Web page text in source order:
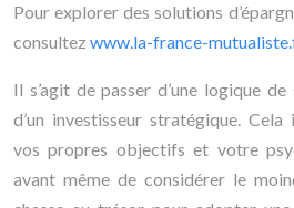
Pour explorer des solutions
consultez www.la-france-
Il s’agit de passer d’une logique
d’un investisseur stratégique.
vos propres objectifs et votre
avant même de considérer le